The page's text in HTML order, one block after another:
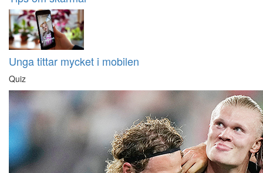
Unga tittar mycket i mobilen
Quiz